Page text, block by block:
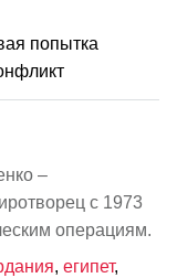
попытка
–
с 1973
операциям.
, египет,